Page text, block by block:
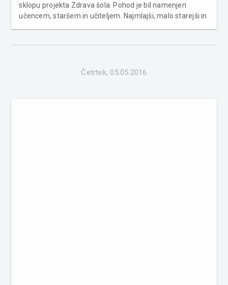
sklopu projekta Zdrava šola. Pohod je bil namenjen
učencem, staršem in učiteljem. Najmlajši, malo starejši in
Četrtek, 05.05.2016